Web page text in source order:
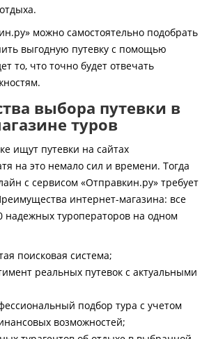
можно самостоятельно подобрать
выгодную путевку с помощью
то, что точно будет отвечать
выбора путевки в
туров
ищут путевки на сайтах
на это немало сил и времени. Тогда
с сервисом «Отправкин.ру» требует
интернет-магазина: все
надежных туроператоров на одном
поисковая система;
реальных путевок с актуальными
подбор тура с учетом
возможностей;